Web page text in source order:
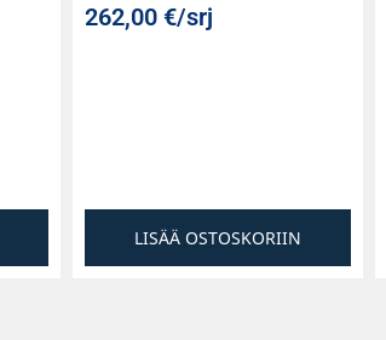
vaan
262,00 €/srj
LISÄÄ OSTOSKORIIN